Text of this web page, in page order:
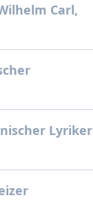
Carl,
Lyriker